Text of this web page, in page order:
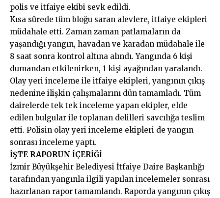
polis ve itfaiye ekibi sevk edildi.
Kısa sürede tüm bloğu saran alevlere, itfaiye ekipleri
müdahale etti. Zaman zaman patlamaların da
yaşandığı yangın, havadan ve karadan müdahale ile
8 saat sonra kontrol altına alındı. Yangında 6 kişi
dumandan etkilenirken, 1 kişi ayağından yaralandı.
Olay yeri inceleme ile itfaiye ekipleri, yangının çıkış
nedenine ilişkin çalışmalarını dün tamamladı. Tüm
dairelerde tek tek inceleme yapan ekipler, elde
edilen bulgular ile toplanan delilleri savcılığa teslim
etti. Polisin olay yeri inceleme ekipleri de yangın
sonrası inceleme yaptı.
İŞTE RAPORUN İÇERİĞİ
İzmir Büyükşehir Belediyesi İtfaiye Daire Başkanlığı
tarafından yangınla ilgili yapılan incelemeler sonrası
hazırlanan rapor tamamlandı. Raporda yangının çıkış